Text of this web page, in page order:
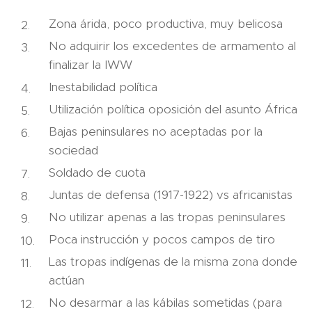
Zona árida, poco productiva, muy belicosa
No adquirir los excedentes de armamento al
finalizar la IWW
Inestabilidad política
Utilización política oposición del asunto África
Bajas peninsulares no aceptadas por la
sociedad
Soldado de cuota
Juntas de defensa (1917-1922) vs africanistas
No utilizar apenas a las tropas peninsulares
Poca instrucción y pocos campos de tiro
Las tropas indígenas de la misma zona donde
actúan
No desarmar a las kábilas sometidas (para